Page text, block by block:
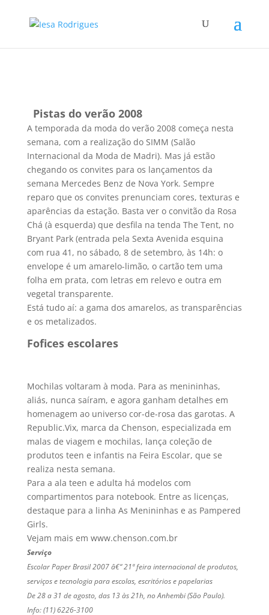
Pistas do verão 2008
A temporada da moda do verão 2008 começa nesta
semana, com a realização do SIMM (Salão
Internacional da Moda de Madri). Mas já estão
chegando os convites para os lançamentos da
semana Mercedes Benz de Nova York. Sempre
reparo que os convites prenunciam cores, texturas e
aparências da estação. Basta ver o convitão da Rosa
Chá (à esquerda) que desfila na tenda The Tent, no
Bryant Park (entrada pela Sexta Avenida esquina
com rua 41, no sábado, 8 de setembro, às 14h: o
envelope é um amarelo-limão, o cartão tem uma
folha em prata, com letras em relevo e outra em
vegetal transparente.
Está tudo aí­: a gama dos amarelos, as transparências
e os metalizados.
Fofices escolares
Mochilas voltaram à moda. Para as menininhas,
aliás, nunca saí­ram, e agora ganham detalhes em
homenagem ao universo cor-de-rosa das garotas. A
Republic.Vix, marca da Chenson, especializada em
malas de viagem e mochilas, lança coleção de
produtos teen e infantis na Feira Escolar, que se
realiza nesta semana.
Para a ala teen e adulta há modelos com
compartimentos para notebook. Entre as licenças,
destaque para a linha As Menininhas e as Pampered
Girls.
Vejam mais em www.chenson.com.br
Serviço
Escolar Paper Brasil 2007 â€“ 21ª feira internacional de produtos,
serviços e tecnologia para escolas, escritórios e papelarias
De 28 a 31 de agosto, das 13 às 21h, no Anhembi (São Paulo).
Info: (11) 6226-3100